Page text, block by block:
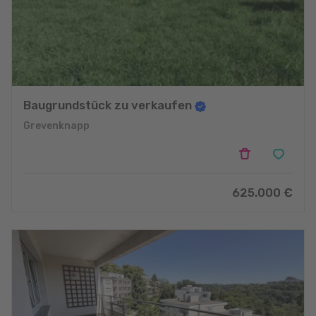
nous mettons tout en œuvre pour vous proposer les meilleurs
Bienvenue à l’agence Mim Feitler. Bienvenue chez vous.
Baugrundstück zu verkaufen
Grevenknapp
625.000 €